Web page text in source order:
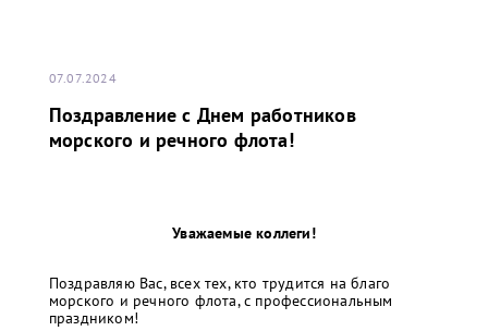
07.07.2024
Поздравление с Днем работников
морского и речного флота!
Уважаемые коллеги!
Поздравляю Вас, всех тех, кто трудится на благо
морского и речного флота, с профессиональным
праздником!